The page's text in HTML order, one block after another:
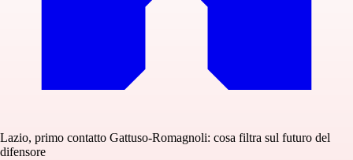
Lazio, primo contatto Gattuso-Romagnoli: cosa filtra sul futuro del
difensore